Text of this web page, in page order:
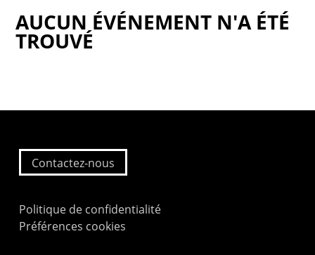
AUCUN ÉVÉNEMENT N'A ÉTÉ
TROUVÉ
Contactez-nous
Politique de confidentialité
Préférences cookies